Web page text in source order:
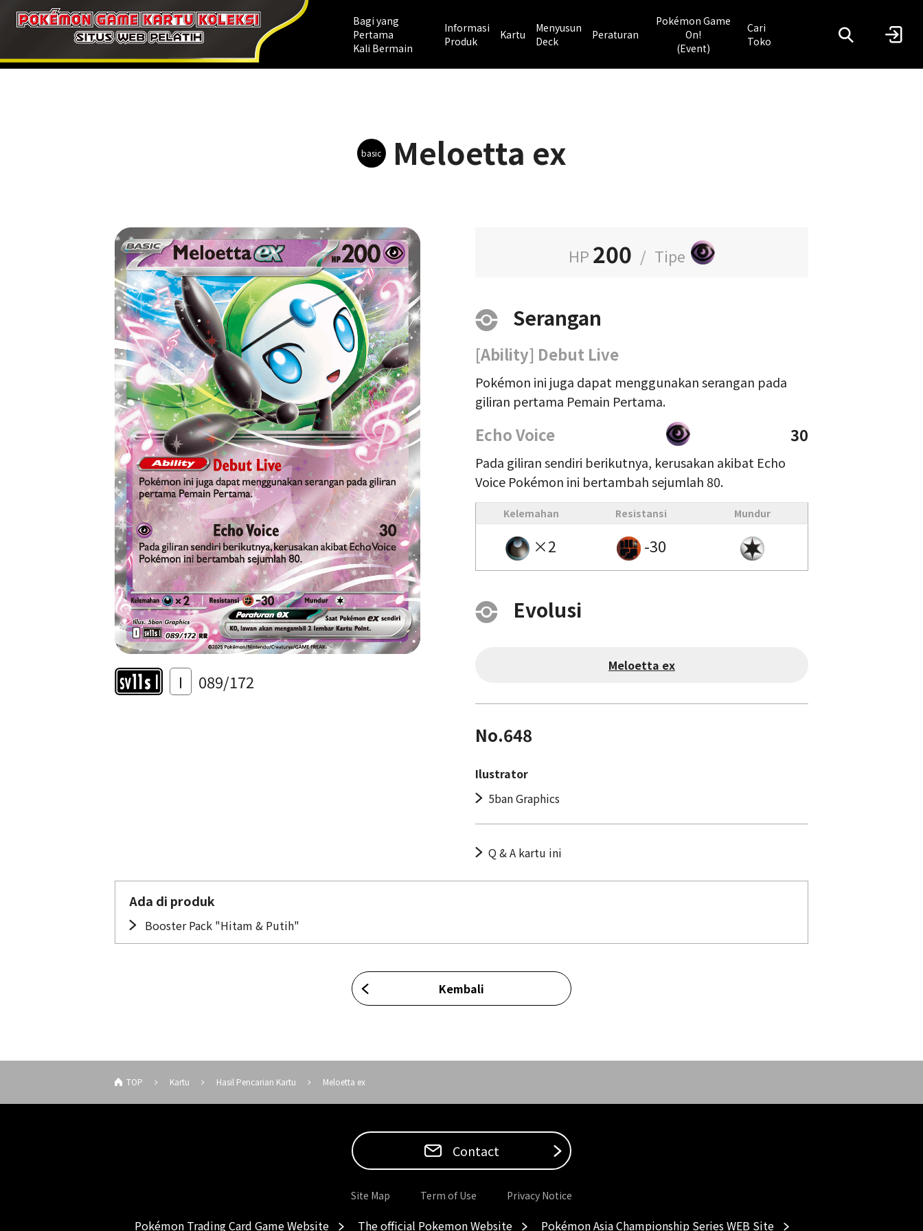
Bagi yang
Pertama
Kali Bermain
Informasi
Produk
Kartu
Menyusun
Deck
Peraturan
Pokémon Game
On!
(Event)
Cari
Toko
basic Meloetta ex
HP 200 / Tipe
Serangan
[Ability] Debut Live
Pokémon ini juga dapat menggunakan serangan pada
giliran pertama Pemain Pertama.
Echo Voice 30
Pada giliran sendiri berikutnya, kerusakan akibat Echo
Voice Pokémon ini bertambah sejumlah 80.
Kelemahan Resistansi Mundur
×2 -30
I 089/172
Evolusi
Meloetta ex
No.648
Ilustrator
5ban Graphics
Q & A kartu ini
Ada di produk
Booster Pack "Hitam & Putih"
Kembali
TOP Kartu Hasil Pencarian Kartu Meloetta ex
Contact
Site Map Term of Use Privacy Notice
Pokémon Trading Card Game Website The official Pokemon Website Pokémon Asia Championship Series WEB Site